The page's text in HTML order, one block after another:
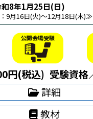
8年1月25日(日)
9月16日(火)～12月18日(木)≫
円(税込) 受験資格
詳細
教材